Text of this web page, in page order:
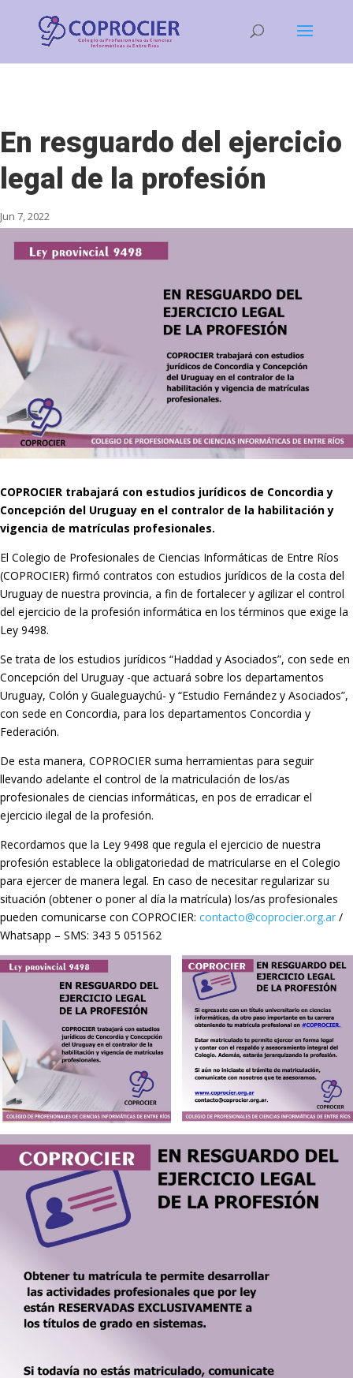
En resguardo del ejercicio
legal de la profesión
Jun 7, 2022
COPROCIER trabajará con estudios jurídicos de Concordia y
Concepción del Uruguay en el contralor de la habilitación y
vigencia de matrículas profesionales.
El Colegio de Profesionales de Ciencias Informáticas de Entre Ríos
(COPROCIER) firmó contratos con estudios jurídicos de la costa del
Uruguay de nuestra provincia, a fin de fortalecer y agilizar el control
del ejercicio de la profesión informática en los términos que exige la
Ley 9498.
Se trata de los estudios jurídicos “Haddad y Asociados”, con sede en
Concepción del Uruguay -que actuará sobre los departamentos
Uruguay, Colón y Gualeguaychú- y “Estudio Fernández y Asociados”,
con sede en Concordia, para los departamentos Concordia y
Federación.
De esta manera, COPROCIER suma herramientas para seguir
llevando adelante el control de la matriculación de los/as
profesionales de ciencias informáticas, en pos de erradicar el
ejercicio ilegal de la profesión.
Recordamos que la Ley 9498 que regula el ejercicio de nuestra
profesión establece la obligatoriedad de matricularse en el Colegio
para ejercer de manera legal. En caso de necesitar regularizar su
situación (obtener o poner al día la matrícula) los/as profesionales
pueden comunicarse con COPROCIER: contacto@coprocier.org.ar /
Whatsapp – SMS: 343 5 051562